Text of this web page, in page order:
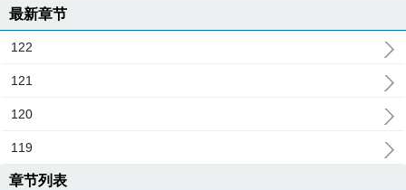
最新章节
122
121
120
119
章节列表